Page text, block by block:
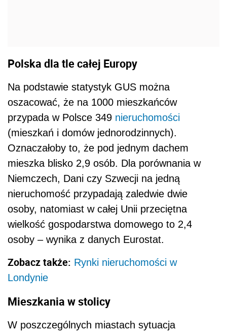
Polska dla tle całej Europy
Na podstawie statystyk GUS można
oszacować, że na 1000 mieszkańców
przypada w Polsce 349 nieruchomości
(mieszkań i domów jednorodzinnych).
Oznaczałoby to, że pod jednym dachem
mieszka blisko 2,9 osób. Dla porównania w
Niemczech, Dani czy Szwecji na jedną
nieruchomość przypadają zaledwie dwie
osoby, natomiast w całej Unii przeciętna
wielkość gospodarstwa domowego to 2,4
osoby – wynika z danych Eurostat.
Zobacz także: Rynki nieruchomości w
Londynie
Mieszkania w stolicy
W poszczególnych miastach sytuacja